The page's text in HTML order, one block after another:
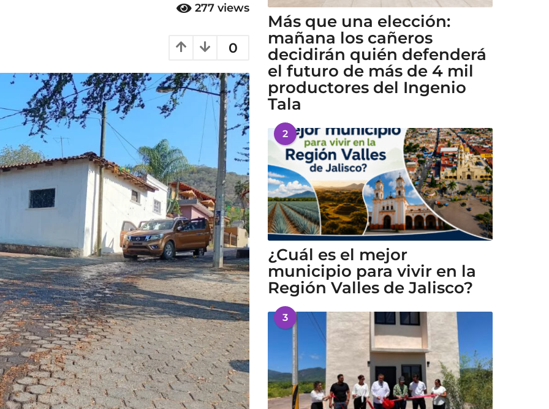
277 views
0
Más que una elección:
mañana los cañeros
decidirán quién defenderá
el futuro de más de 4 mil
productores del Ingenio
Tala
2
¿Cuál es el mejor
municipio para vivir en la
Región Valles de Jalisco?
3